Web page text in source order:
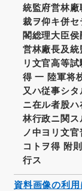
統監府営林
裁ヲ仰キ併
閣総理大臣
営林廠長及統
リ文官高等
得 一 陸軍将
又ハ従事シ
ニ在ル者股
林行政ニ関
ノ中ヨリ文
コトヲ得 附
行ス
資料画像の利用